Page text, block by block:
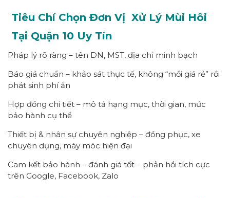
Tiêu Chí Chọn Đơn Vị Xử Lý Mùi Hôi
Tại Quận 10 Uy Tín
Pháp lý rõ ràng – tên DN, MST, địa chỉ minh bạch
Báo giá chuẩn – khảo sát thực tế, không “mồi giá rẻ” rồi
phát sinh phí ẩn
Hợp đồng chi tiết – mô tả hạng mục, thời gian, mức
bảo hành cụ thể
Thiết bị & nhân sự chuyên nghiệp – đồng phục, xe
chuyên dụng, máy móc hiện đại
Cam kết bảo hành – đánh giá tốt – phản hồi tích cực
trên Google, Facebook, Zalo